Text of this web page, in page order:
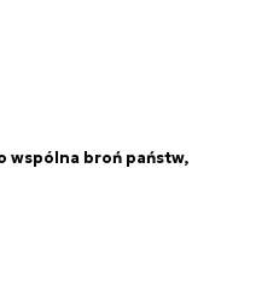
wspólna broń państw,